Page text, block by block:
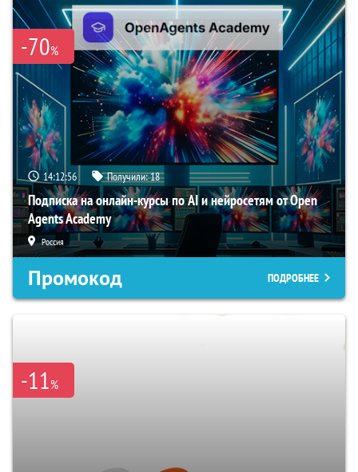
-70%
14:12:55 Получили:18
Подписка на онлайн-курсы по AI и нейросетям от Open
Agents Academy
Россия
Промокод ПОДРОБНЕЕ
-11%